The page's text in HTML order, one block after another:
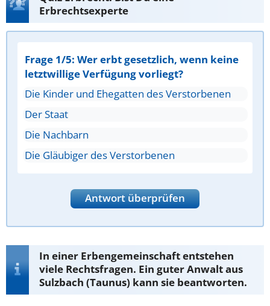
Erbrechtsexperte
Frage 1/5: Wer erbt gesetzlich, wenn keine
letztwillige Verfügung vorliegt?
Die Kinder und Ehegatten des Verstorbenen
Der Staat
Die Nachbarn
Die Gläubiger des Verstorbenen
Antwort überprüfen
In einer Erbengemeinschaft entstehen
viele Rechtsfragen. Ein guter Anwalt aus
Sulzbach (Taunus) kann sie beantworten.